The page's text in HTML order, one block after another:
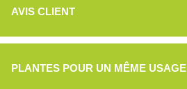
AVIS CLIENT
PLANTES POUR UN MÊME USAGE